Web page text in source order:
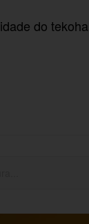
do tekoha